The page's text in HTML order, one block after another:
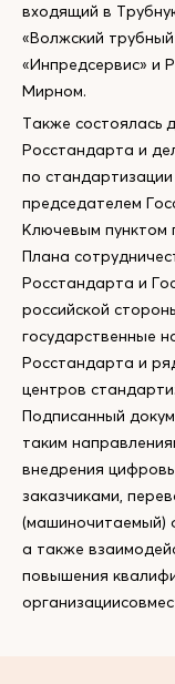
входящий в
«Волжский
«Инпредсервис» и
Мирном.
Также состоялась
Росстандарта и
по
председателем
Ключевым пунктом
Плана
Росстандарта и
российской
государственные
Росстандарта и
центров
Подписанный
таким
внедрения
заказчиками,
(машиночитаемый)
а также
повышения